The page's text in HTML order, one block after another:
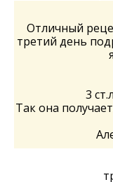
Отличный
третий день
3
Так она